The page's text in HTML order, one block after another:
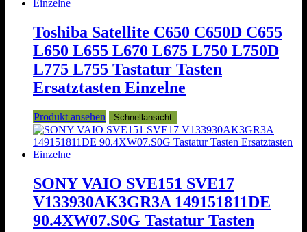
Toshiba Satellite C650 C650D C655
L650 L655 L670 L675 L750 L750D
L775 L755 Tastatur Tasten
Ersatztasten Einzelne
Produkt ansehen Schnellansicht
SONY VAIO SVE151 SVE17
V133930AK3GR3A 149151811DE
90.4XW07.S0G Tastatur Tasten